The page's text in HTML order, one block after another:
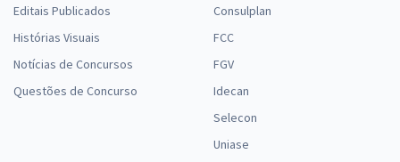
Editais Publicados
Histórias Visuais
Notícias de Concursos
Questões de Concurso
Consulplan
FCC
FGV
Idecan
Selecon
Uniase